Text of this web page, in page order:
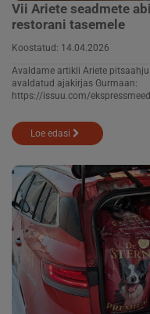
Vii Ariete seadmete
restorani tasemele
Koostatud: 14.04.2026
Avaldame artikli Ariete
avaldatud ajakirjas Gurmaan:
https://issuu.com/
Loe edasi